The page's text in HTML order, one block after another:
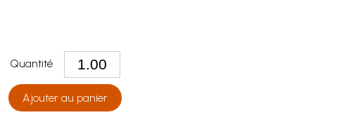
Quantité
Ajouter au panier